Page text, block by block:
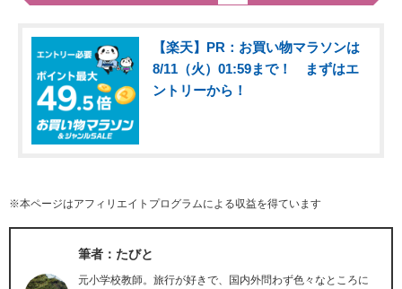
【楽天】PR：お買い物マラソンは
8/11（火）01:59まで！ まずはエ
ントリーから！
※本ページはアフィリエイトプログラムによる収益を得ています
筆者：たびと
元小学校教師。旅行が好きで、国内外問わず色々なところに